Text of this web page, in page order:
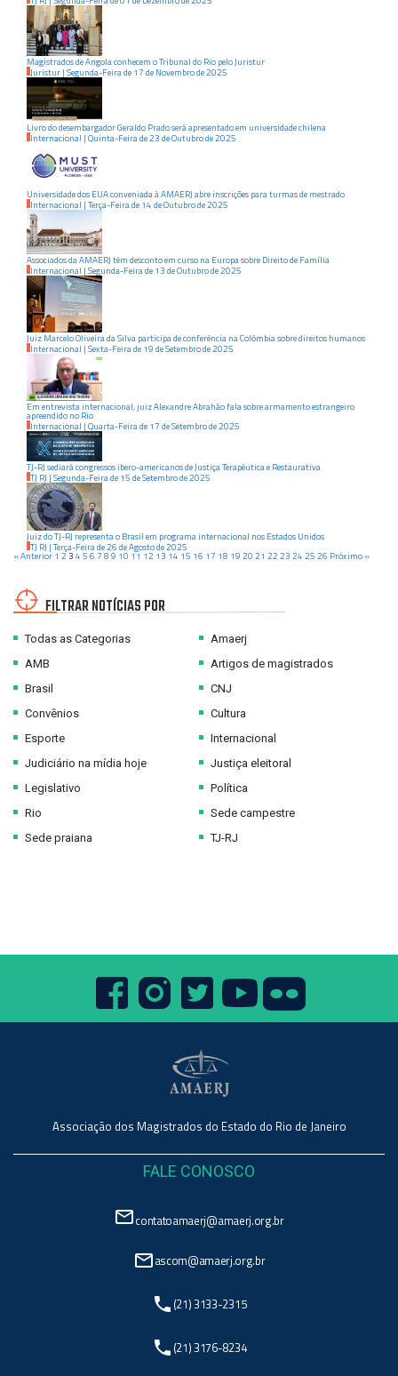
Magistrados de Angola conhecem o Tribunal do Rio pelo Juristur
Juristur | Segunda-Feirade 17 de Novembrode2025
Livro do desembargador Geraldo Prado será apresentado em universidade chilena
Internacional | Quinta-Feirade23 deOutubrode2025
Universidade dos EUA conveniada à AMAERJ abre inscrições para turmas de mestrado
Internacional | Terça-Feirade 14 deOutubrode2025
Associados da AMAERJ têm desconto em curso na Europa sobre Direito de Família
Internacional | Segunda-Feirade 13 deOutubrode2025
Juiz Marcelo Oliveira da Silva participa de conferência na Colômbia sobre direitos humanos
Internacional | Sexta-Feirade 19 deSetembrode2025
Em entrevista internacional, juiz Alexandre Abrahão fala sobre armamento estrangeiro
apreendido no Rio
Internacional | Quarta-Feirade 17 deSetembrode2025
TJ-RJ sediará congressos ibero-americanos de Justiça Terapêutica e Restaurativa
TJ RJ | Segunda-Feirade 15 deSetembrode2025
Juiz do TJ-RJ representa o Brasil em programa internacional nos Estados Unidos
TJ RJ | Terça-Feirade26 deAgostode2025
« Anterior 1 23 4 5 6 7 8 9 10 11 12 13 14 15 16 17 18 19 20 21 22 23 24 25 26 Próximo »
FILTRAR NOTÍCIAS POR
Todas as Categorias
AMB
Brasil
Convênios
Esporte
Judiciário na mídia hoje
Legislativo
Rio
Sede praiana
Amaerj
Artigos de magistrados
CNJ
Cultura
Internacional
Justiça eleitoral
Política
Sede campestre
TJ-RJ
Associação dos Magistrados do Estado do Rio de Janeiro
FALE CONOSCO
mail_outlinecontatoamaerj@amaerj.org.br
mail_outlineascom@amaerj.org.br
phone (21) 3133-2315
phone (21) 3176-8234